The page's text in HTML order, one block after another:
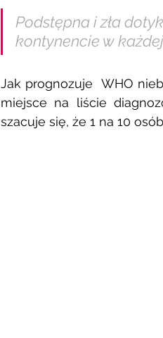
Podstępna i zła
kontynencie w
Jak prognozuje  WHO
miejsce na liście
szacuje się, że 1 na 10